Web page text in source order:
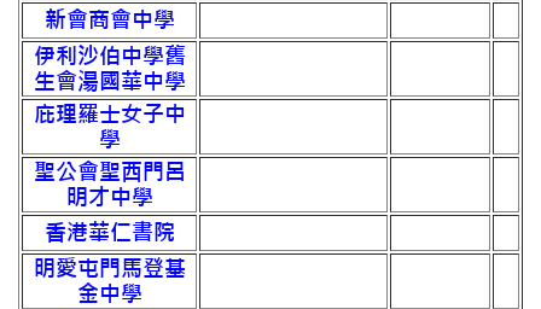
新會商會中學
伊利沙伯中學舊
生會湯國華中學
庇理羅士女子中
學
聖公會聖西門呂
明才中學
香港華仁書院
明愛屯門馬登基
金中學